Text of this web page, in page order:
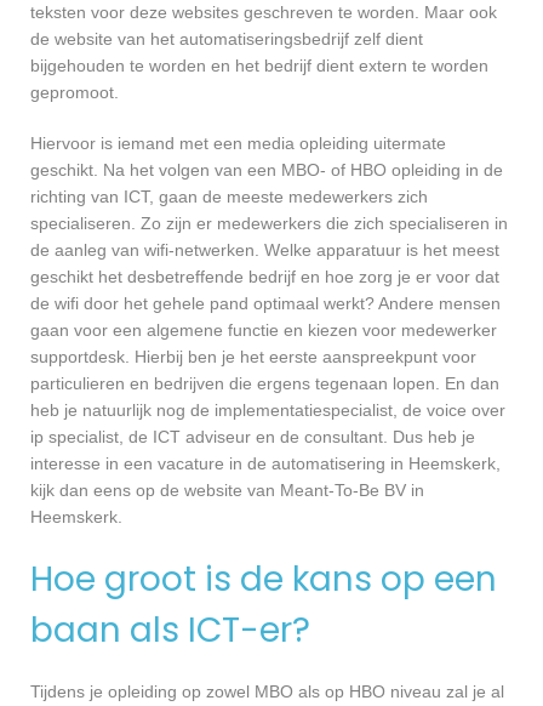
teksten voor deze websites geschreven te worden. Maar ook
de website van het automatiseringsbedrijf zelf dient
bijgehouden te worden en het bedrijf dient extern te worden
gepromoot.
Hiervoor is iemand met een media opleiding uitermate
geschikt. Na het volgen van een MBO- of HBO opleiding in de
richting van ICT, gaan de meeste medewerkers zich
specialiseren. Zo zijn er medewerkers die zich specialiseren in
de aanleg van wifi-netwerken. Welke apparatuur is het meest
geschikt het desbetreffende bedrijf en hoe zorg je er voor dat
de wifi door het gehele pand optimaal werkt? Andere mensen
gaan voor een algemene functie en kiezen voor medewerker
supportdesk. Hierbij ben je het eerste aanspreekpunt voor
particulieren en bedrijven die ergens tegenaan lopen. En dan
heb je natuurlijk nog de implementatiespecialist, de voice over
ip specialist, de ICT adviseur en de consultant. Dus heb je
interesse in een vacature in de automatisering in Heemskerk,
kijk dan eens op de website van Meant-To-Be BV in
Heemskerk.
Hoe groot is de kans op een
baan als ICT-er?
Tijdens je opleiding op zowel MBO als op HBO niveau zal je al